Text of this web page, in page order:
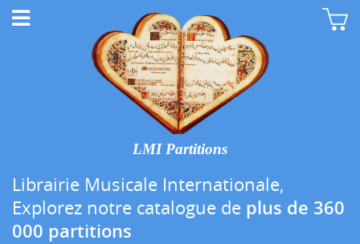
LMI Partitions
Librairie Musicale Internationale,
Explorez notre catalogue de plus de 360
000 partitions